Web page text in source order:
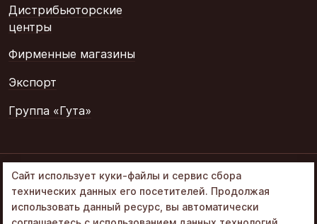
Дистрибьюторские
центры
Фирменные магазины
Экспорт
Группа «Гута»
© 2002–2026
«Объединенные
кондитеры» в составе
Сайт использует куки-файлы и сервис сбора
технических данных его посетителей. Продолжая
использовать данный ресурс, вы автоматически